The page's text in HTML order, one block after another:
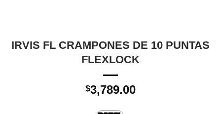
IRVIS FL CRAMPONES DE 10 PUNTAS
FLEXLOCK
$3,789.00